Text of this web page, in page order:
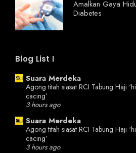
Amalkan Gaya
Diabetes
Blog List I
Suara Merdeka
Agong titah siasat RCI Tabung Haji
cacing’
3 hours ago
Suara Merdeka
Agong titah siasat RCI Tabung Haji
cacing’
3 hours ago